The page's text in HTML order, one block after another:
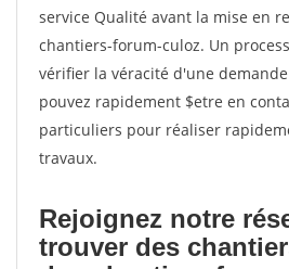
service Qualité avant la mise en
chantiers-forum-culoz. Un
vérifier la véracité d'une
pouvez rapidement $etre en
particuliers pour réaliser
travaux.
Rejoignez notre
trouver des